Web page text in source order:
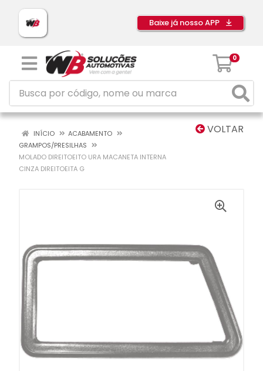
Baixe já nosso APP
0
VOLTAR
INÍCIO
ACABAMENTO
GRAMPOS/PRESILHAS
MOLADO DIREITOEITO URA MACANETA INTERNA
CINZA DIREITOEITA G